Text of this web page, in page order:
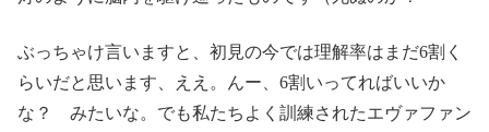
ぶっちゃけ言いますと、初見の今では理解率はまだ6割く
らいだと思います、ええ。んー、6割いってればいいか
な？ みたいな。でも私たちよく訓練されたエヴァファン